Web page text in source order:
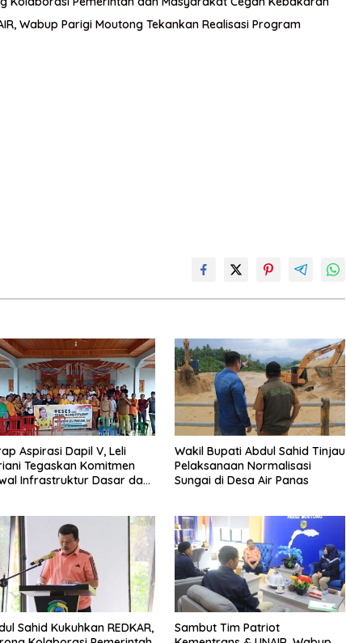
Wabup Parigi Moutong Tekankan Realisasi Program
Aspirasi Dapil V, Leli
Tegaskan Komitmen
Infrastruktur Dasar dan
Wakil Bupati Abdul Sahid Tinjau
Pelaksanaan Normalisasi
Sungai di Desa Air Panas
Sahid Kukuhkan REDKAR,
Sambut Tim Patriot